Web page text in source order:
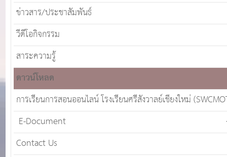
ข่าวสาร/ประชาสัมพันธ์
วีดีโอกิจกรรม
สาระความรู้
ดาวน์โหลด
การเรียนการสอนออนไลน์ โรงเรียนศรีสังวาลย์เชียงใหม่
E-Document
Contact Us